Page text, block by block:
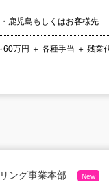
鹿児島もしくはお客様先
60万円 ＋ 各種手当 ＋ 残業
ング事業本部 New